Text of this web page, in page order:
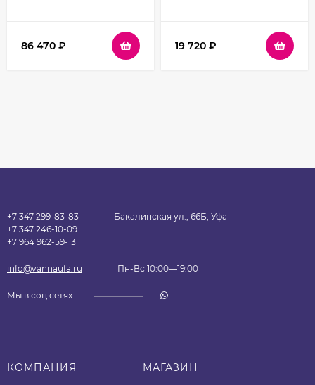
86 470 ₽ 19 720 ₽
+7 347 299-83-83
+7 347 246-10-09
+7 964 962-59-13
Бакалинская ул., 66Б, Уфа
info@vannaufa.ru Пн-Вс 10:00—19:00
Мы в соц.сетях
КОМПАНИЯ МАГАЗИН